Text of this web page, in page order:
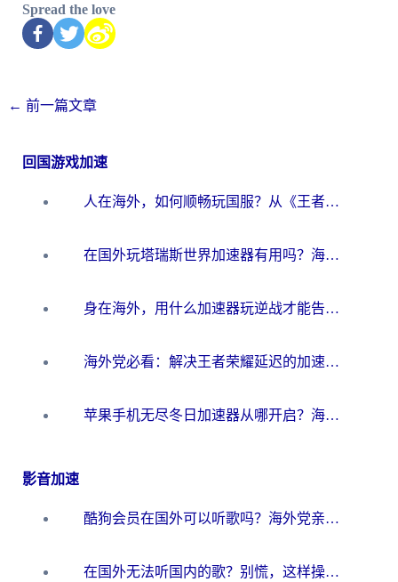
Spread the love
← 前一篇文章
回国游戏加速
人在海外，如何顺畅玩国服？从《王者荣耀》到《云图计划》的加速器终极指南
在国外玩塔瑞斯世界加速器有用吗？海外玩家亲测后的真实答案
身在海外，用什么加速器玩逆战才能告别延迟？
海外党必看：解决王者荣耀延迟的加速器终极指南——从EVE到猫和老鼠，一个工具全搞定
苹果手机无尽冬日加速器从哪开启？海外玩家的冬日生存指南
影音加速
酷狗会员在国外可以听歌吗？海外党亲测有效：3步解决音乐权限难题
在国外无法听国内的歌？别慌，这样操作就能畅听QQ音乐（附亲测加速器推荐）